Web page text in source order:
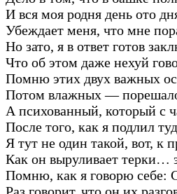
И вся моя родня день ото
Убеждает меня, что мне
Но зато, я в ответ готов
Что об этом даже нехуй
Помню этих двух важных
Потом влажных —
А психованный, который с
После того, как я подлил
Я тут не один такой, вот, к
Как он выруливает терки…
Помню, как я говорю себе: